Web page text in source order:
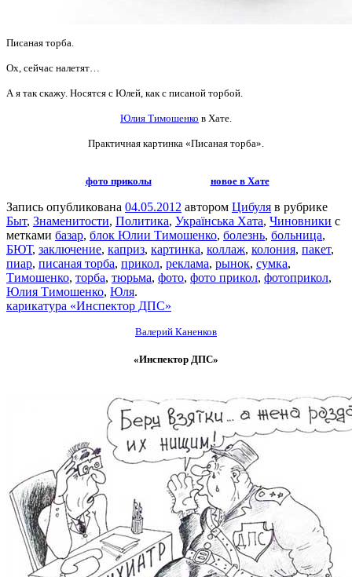
Писаная торба.
Ох, сейчас налетят…
А я так скажу. Носятся с Юлей, как с писаной торбой.
Юлия Тимошенко в Хате.
Практичная картинка «Писаная торба».
фото приколы новое в Хате
Запись опубликована 04.05.2012 автором Цибуля в рубрике
Быт, Знаменитости, Политика, Українська Хата, Чиновники с
метками базар, блок Юлии Тимошенко, болезнь, больница,
БЮТ, заключение, каприз, картинка, коллаж, колония, пакет,
пиар, писаная торба, прикол, реклама, рынок, сумка,
Тимошенко, торба, тюрьма, фото, фото прикол, фотоприкол,
Юлия Тимошенко, Юля.
карикатура «Инспектор ДПС»
Валерий Каненков
«Инспектор ДПС»